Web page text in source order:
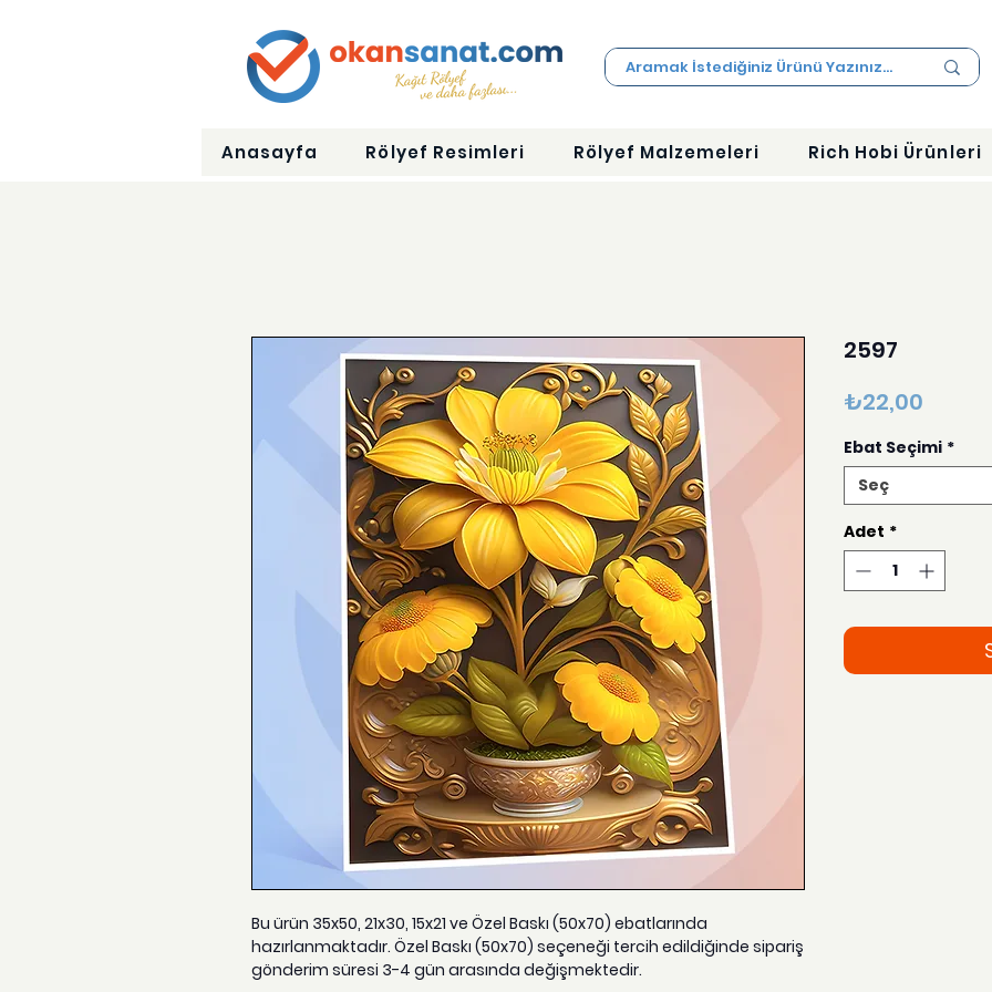
Anasayfa Rölyef Resimleri Rölyef Malzemeleri Rich Hobi Ürünleri
Bu ürün 35x50, 21x30, 15x21 ve Özel Baskı (50x70) ebatlarında
hazırlanmaktadır. Özel Baskı (50x70) seçeneği tercih edildiğinde sipariş
gönderim süresi 3-4 gün arasında değişmektedir.
2597
₺22,00
Ebat Seçimi *
Seç
Adet *